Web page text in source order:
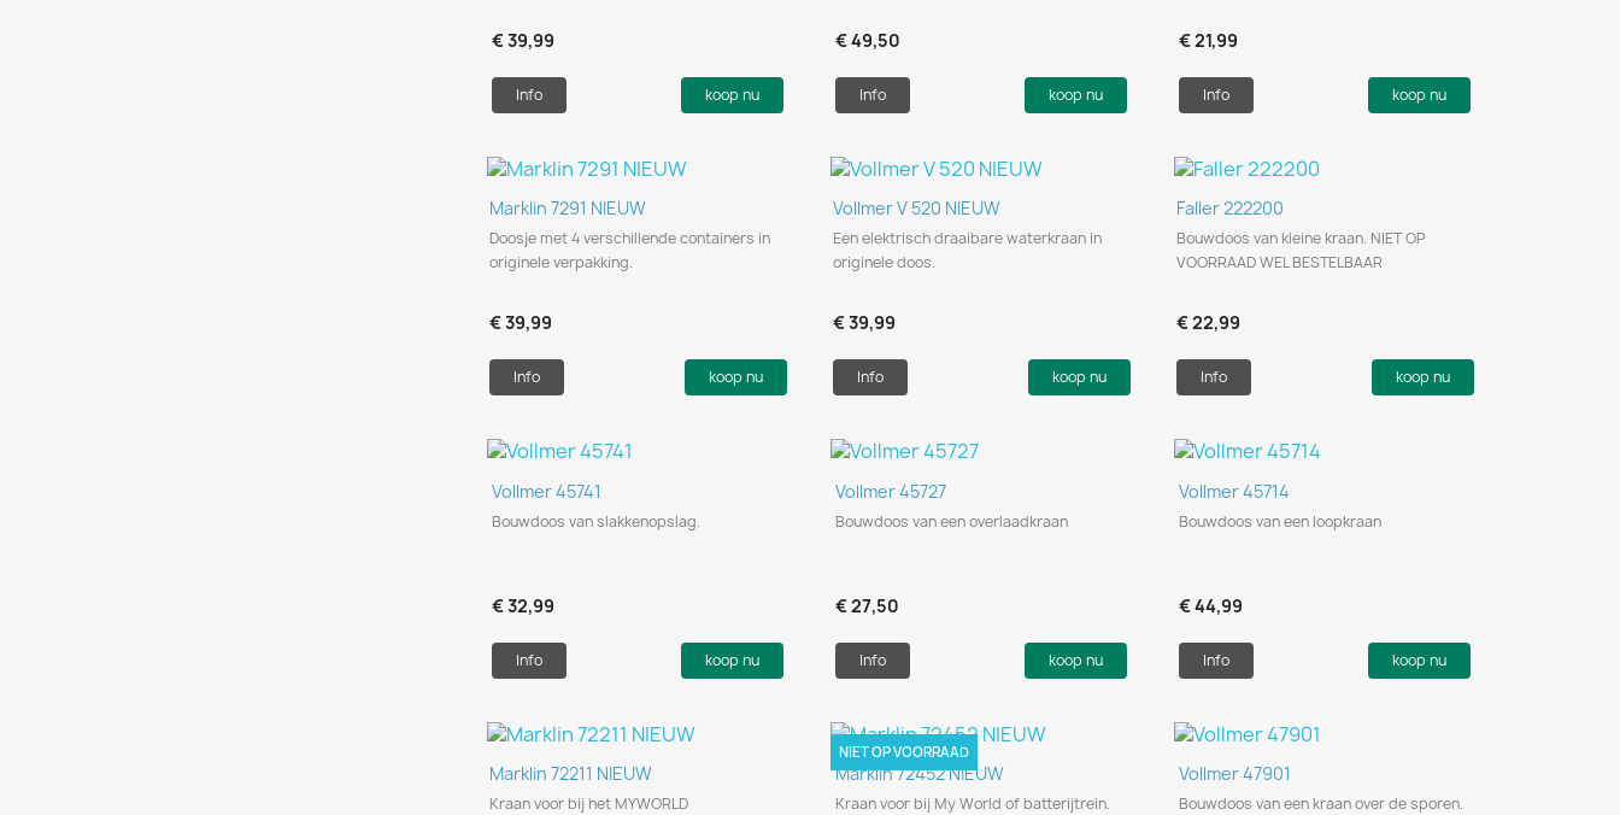
€ 39,99
Info koop nu
€ 49,50
Info koop nu
€ 21,99
Info koop nu
 Snel bekijken
Marklin 7291 NIEUW
Doosje met 4 verschillende containers in
originele verpakking.
€ 39,99
Info koop nu
Snel bekijken
Vollmer V 520 NIEUW
Een elektrisch draaibare waterkraan in
originele doos.
€ 39,99
Info koop nu
Snel bekijken
Faller 222200
Bouwdoos van kleine kraan. NIET OP
VOORRAAD WEL BESTELBAAR
€ 22,99
Info koop nu
Snel bekijken
Vollmer 45741
Bouwdoos van slakkenopslag.
€ 32,99
Info koop nu
Snel bekijken
Vollmer 45727
Bouwdoos van een overlaadkraan
€ 27,50
Info koop nu
Snel bekijken
Vollmer 45714
Bouwdoos van een loopkraan
€ 44,99
Info koop nu
Snel bekijken
Marklin 72211 NIEUW
Kraan voor bij het MYWORLD
Snel bekijken
Marklin 72452 NIEUW
Kraan voor bij My World of batterijtrein.
NIET OP VOORRAAD
Snel bekijken
Vollmer 47901
Bouwdoos van een kraan over de sporen.